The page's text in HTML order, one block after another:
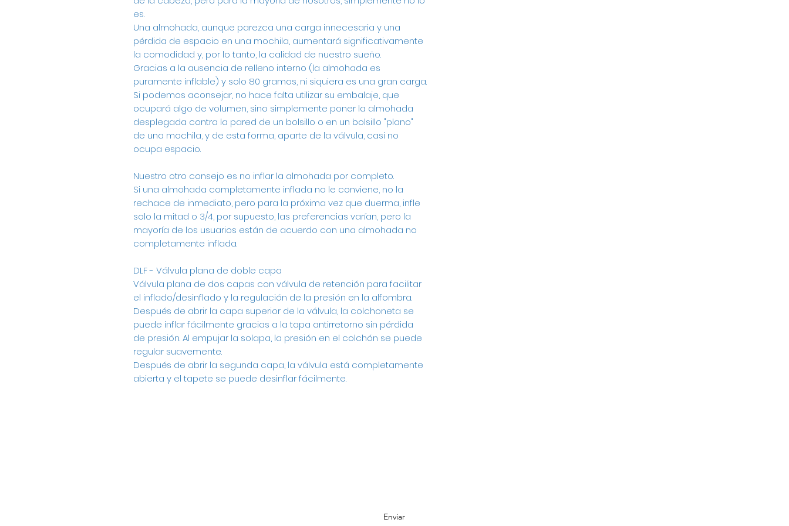
es.
Una almohada, aunque parezca una carga innecesaria y una
pérdida de espacio en una mochila, aumentará significativamente
la comodidad y, por lo tanto, la calidad de nuestro sueño.
Gracias a la ausencia de relleno interno (la almohada es
puramente inflable) y solo 80 gramos, ni siquiera es una gran carga.
Si podemos aconsejar, no hace falta utilizar su embalaje, que
ocupará algo de volumen, sino simplemente poner la almohada
desplegada contra la pared de un bolsillo o en un bolsillo "plano"
de una mochila, y de esta forma, aparte de la válvula, casi no
ocupa espacio.
Nuestro otro consejo es no inflar la almohada por completo.
Si una almohada completamente inflada no le conviene, no la
rechace de inmediato, pero para la próxima vez que duerma, infle
solo la mitad o 3/4, por supuesto, las preferencias varían, pero la
mayoría de los usuarios están de acuerdo con una almohada no
completamente inflada.
DLF - Válvula plana de doble capa
Válvula plana de dos capas con válvula de retención para facilitar
el inflado/desinflado y la regulación de la presión en la alfombra.
Después de abrir la capa superior de la válvula, la colchoneta se
puede inflar fácilmente gracias a la tapa antirretorno sin pérdida
de presión. Al empujar la solapa, la presión en el colchón se puede
regular suavemente.
Después de abrir la segunda capa, la válvula está completamente
abierta y el tapete se puede desinflar fácilmente.
Enviar